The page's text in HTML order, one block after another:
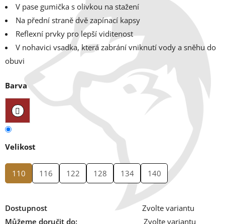
V pase gumička s olivkou na stažení
Na přední straně dvě zapínací kapsy
Reflexní prvky pro lepší viditenost
V nohavici vsadka, která zabrání vniknutí vody a sněhu do
obuvi
Barva
Velikost
110 116 122 128 134 140
Dostupnost
Zvolte variantu
Můžeme doručit do:
Zvolte variantu